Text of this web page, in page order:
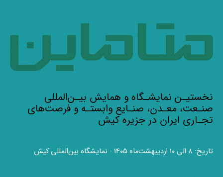
نخستیـن نمایشـگاه و همایش بیـن‌المللی
صنـعت، معـدن، صنـایع وابستـه و فرصت‌های
تجـاری ایران در جزیره کیش
تاریخ: 8 الی 10 اردیبهشت‌ماه 1405 - نمایشگاه بین‌المللی کیش